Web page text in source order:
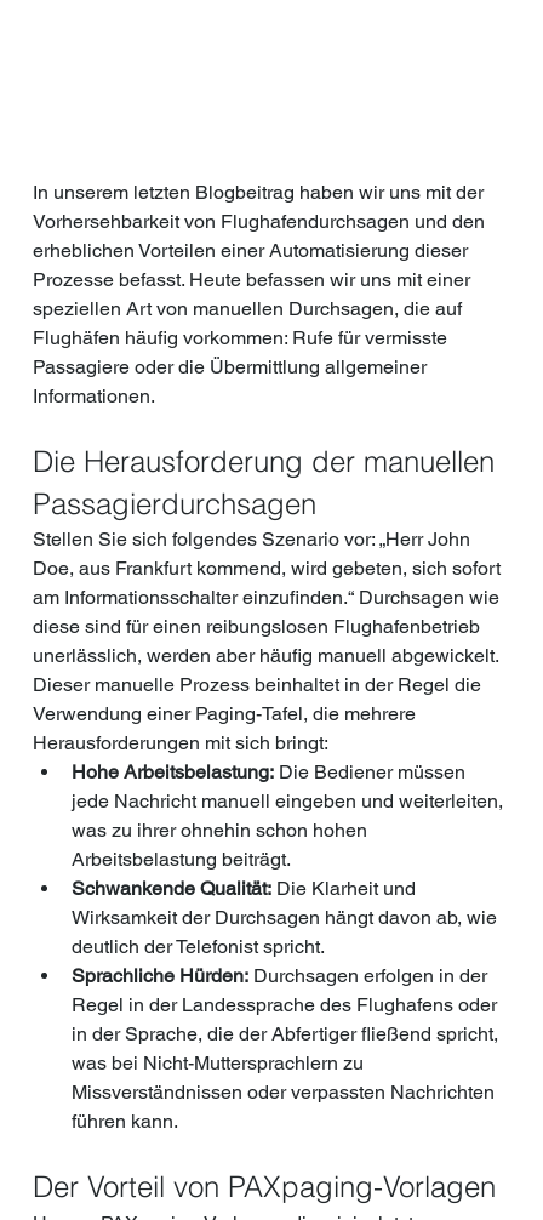
In unserem letzten Blogbeitrag haben wir uns mit der
Vorhersehbarkeit von Flughafendurchsagen und den
erheblichen Vorteilen einer Automatisierung dieser
Prozesse befasst. Heute befassen wir uns mit einer
speziellen Art von manuellen Durchsagen, die auf
Flughäfen häufig vorkommen: Rufe für vermisste
Passagiere oder die Übermittlung allgemeiner
Informationen.
Die Herausforderung der manuellen
Passagierdurchsagen
Stellen Sie sich folgendes Szenario vor: „Herr John
Doe, aus Frankfurt kommend, wird gebeten, sich sofort
am Informationsschalter einzufinden.“ Durchsagen wie
diese sind für einen reibungslosen Flughafenbetrieb
unerlässlich, werden aber häufig manuell abgewickelt.
Dieser manuelle Prozess beinhaltet in der Regel die
Verwendung einer Paging-Tafel, die mehrere
Herausforderungen mit sich bringt:
Hohe Arbeitsbelastung: Die Bediener müssen
jede Nachricht manuell eingeben und weiterleiten,
was zu ihrer ohnehin schon hohen
Arbeitsbelastung beiträgt.
Schwankende Qualität: Die Klarheit und
Wirksamkeit der Durchsagen hängt davon ab, wie
deutlich der Telefonist spricht.
Sprachliche Hürden: Durchsagen erfolgen in der
Regel in der Landessprache des Flughafens oder
in der Sprache, die der Abfertiger fließend spricht,
was bei Nicht-Muttersprachlern zu
Missverständnissen oder verpassten Nachrichten
führen kann.
Der Vorteil von PAXpaging-Vorlagen